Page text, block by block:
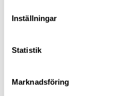
Inställningar
Statistik
Marknadsföring
5.11 TACTICAL
Large